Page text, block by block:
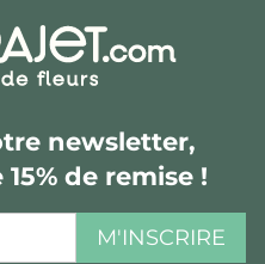
newsletter,
de remise !
M'INSCRIRE